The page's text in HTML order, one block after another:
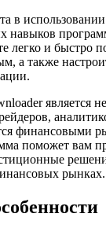
в
навыков
и быстро
а также
является
финансовыми
поможет вам
рынках.